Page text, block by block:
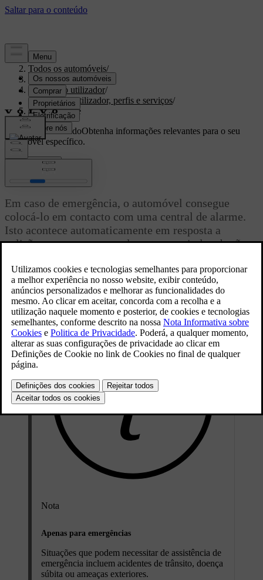
Apoio
Todos os automóveis/
EX30 2026 /
Manual do utilizador/
Contas de utilizador, perfis e serviços/
Ajuda urgente
Apoio personalizadoObtenha informações relevantes para o seu
automóvel específico.
Iniciar sessão
Atualizado 06/09/2023
Ajuda urgente
Em caso de emergência, o automóvel consegue
colocá-lo em contacto com uma central de alarme.
Isto acontece automaticamente em resposta a
colisões graves ou manualmente premindo o botão
Nota
Apenas para emergências
Situações que podem necessitar de assistência de
emergência incluem acidentes de trânsito, doença
súbita ou ameaças exteriores.